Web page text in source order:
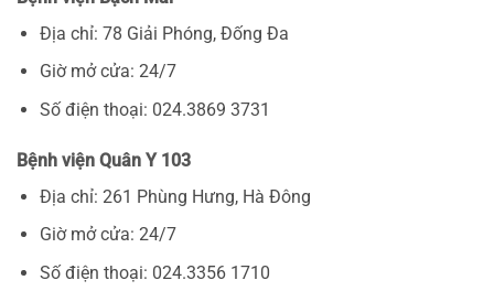
Địa chỉ: 78 Giải Phóng, Đống Đa
Giờ mở cửa: 24/7
Số điện thoại: 024.3869 3731
Bệnh viện Quân Y 103
Địa chỉ: 261 Phùng Hưng, Hà Đông
Giờ mở cửa: 24/7
Số điện thoại: 024.3356 1710